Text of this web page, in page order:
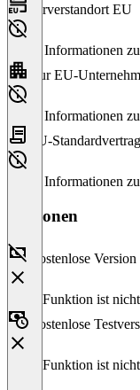
Serverstandort EU
Keine Informationen
Nur EU-
Keine Informationen
EU-Standardvertrag
Keine Informationen
Versionen
Kostenlose Version
Diese Funktion ist
Kostenlose
Diese Funktion ist